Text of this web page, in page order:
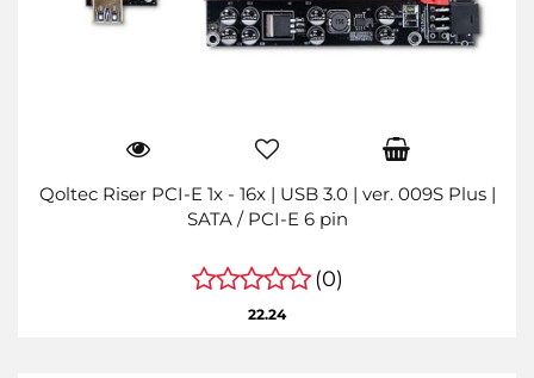
Qoltec Riser PCI-E 1x - 16x | USB 3.0 | ver. 009S Plus |
SATA / PCI-E 6 pin
(0)
22.24